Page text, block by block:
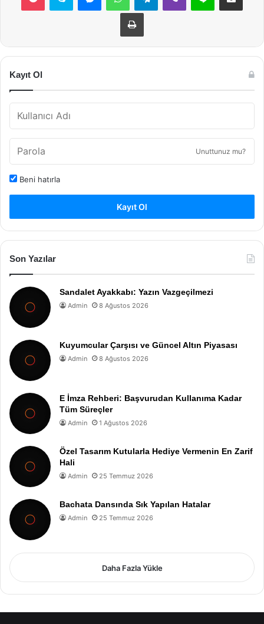
Yazdır
Kayıt Ol
Unuttunuz mu?
Beni hatırla
Kayıt Ol
Son Yazılar
Sandalet Ayakkabı: Yazın Vazgeçilmezi
Admin 8 Ağustos 2026
Kuyumcular Çarşısı ve Güncel Altın Piyasası
Admin 8 Ağustos 2026
E İmza Rehberi: Başvurudan Kullanıma Kadar
Tüm Süreçler
Admin 1 Ağustos 2026
Özel Tasarım Kutularla Hediye Vermenin En Zarif
Hali
Admin 25 Temmuz 2026
Bachata Dansında Sık Yapılan Hatalar
Admin 25 Temmuz 2026
Daha Fazla Yükle